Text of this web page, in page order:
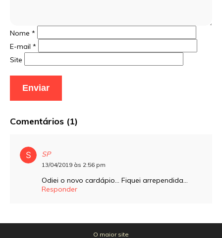
Nome *
E-mail *
Site
Comentários (1)
SP
13/04/2019 às 2:56 pm
Odiei o novo cardápio… Fiquei arrependida…
Responder
O maior site